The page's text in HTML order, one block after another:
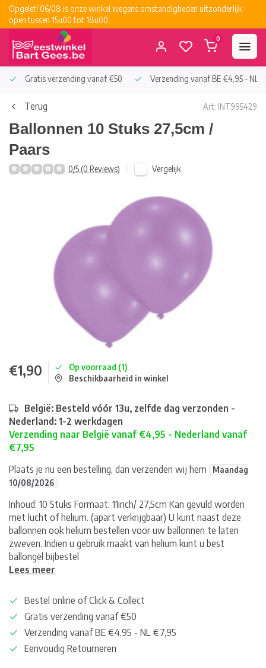
Opgelet! 06/08 is onze winkel wegens omstandigheden uitzonderlijk
open tussen 15u00 tot 18u00.
0
Gratis verzending vanaf €50 Verzending vanaf BE €4,95 - NL
Terug Art: INT995429
Ballonnen 10 Stuks 27,5cm /
Paars
0/5 (0 Reviews) Vergelijk
€1,90
Op voorraad (1)
Beschikbaarheid in winkel
België: Besteld vóór 13u, zelfde dag verzonden -
Nederland: 1-2 werkdagen
Verzending naar België vanaf €4,95 - Nederland vanaf
€7,95
Plaats je nu een bestelling, dan verzenden wij hem
Maandag
10/08/2026
Inhoud: 10 Stuks Formaat: 11inch/ 27,5cm Kan gevuld worden
met lucht of helium. (apart verkrijgbaar) U kunt naast deze
ballonnen ook helium bestellen voor uw ballonnen te laten
zweven. Indien u gebruik maakt van helium kunt u best
ballongel bijbestel
Lees meer
Bestel online of Click & Collect
Gratis verzending vanaf €50
Verzending vanaf BE €4,95 - NL €7,95
Eenvoudig Retourneren